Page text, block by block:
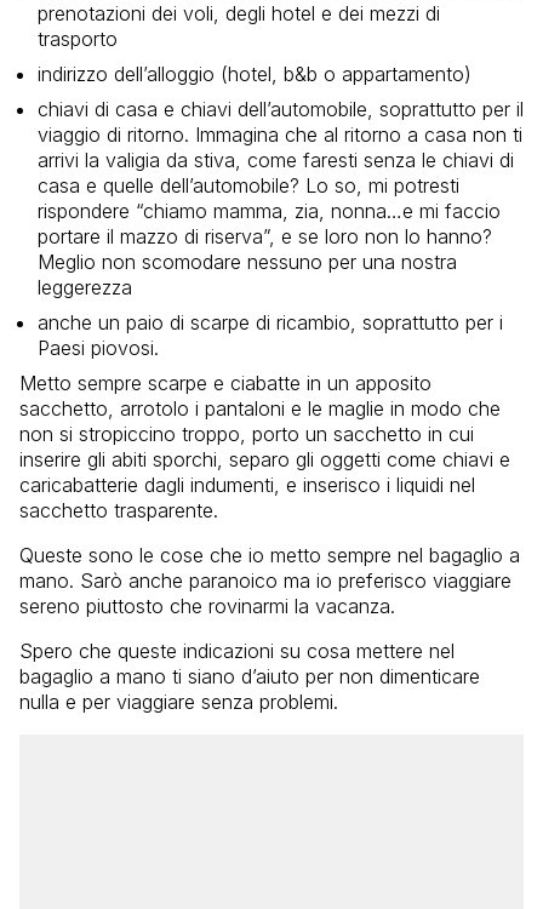
prenotazioni dei voli, degli hotel e dei mezzi di
trasporto
indirizzo dell’alloggio (hotel, b&b o appartamento)
chiavi di casa e chiavi dell’automobile, soprattutto per il
viaggio di ritorno. Immagina che al ritorno a casa non ti
arrivi la valigia da stiva, come faresti senza le chiavi di
casa e quelle dell’automobile? Lo so, mi potresti
rispondere “chiamo mamma, zia, nonna…e mi faccio
portare il mazzo di riserva”, e se loro non lo hanno?
Meglio non scomodare nessuno per una nostra
leggerezza
anche un paio di scarpe di ricambio, soprattutto per i
Paesi piovosi.
Metto sempre scarpe e ciabatte in un apposito
sacchetto, arrotolo i pantaloni e le maglie in modo che
non si stropiccino troppo, porto un sacchetto in cui
inserire gli abiti sporchi, separo gli oggetti come chiavi e
caricabatterie dagli indumenti, e inserisco i liquidi nel
sacchetto trasparente.
Queste sono le cose che io metto sempre nel bagaglio a
mano. Sarò anche paranoico ma io preferisco viaggiare
sereno piuttosto che rovinarmi la vacanza.
Spero che queste indicazioni su cosa mettere nel
bagaglio a mano ti siano d’aiuto per non dimenticare
nulla e per viaggiare senza problemi.